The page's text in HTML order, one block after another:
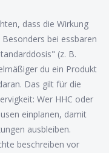
dass die Wirkung
bei essbaren
(z. B.
du ein Produkt
Das gilt für die
Wer HHC oder
einplanen, damit
ausbleiben.
beschreiben vor